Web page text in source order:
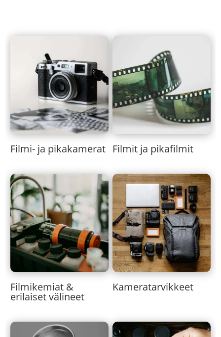
Filmi- ja pikakamerat Filmit ja pikafilmit
Filmikemiat &
erilaiset välineet
Kameratarvikkeet